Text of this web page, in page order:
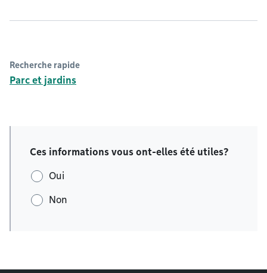
Recherche rapide
Parc et jardins
Ces informations vous ont-elles été utiles?
Oui
Non